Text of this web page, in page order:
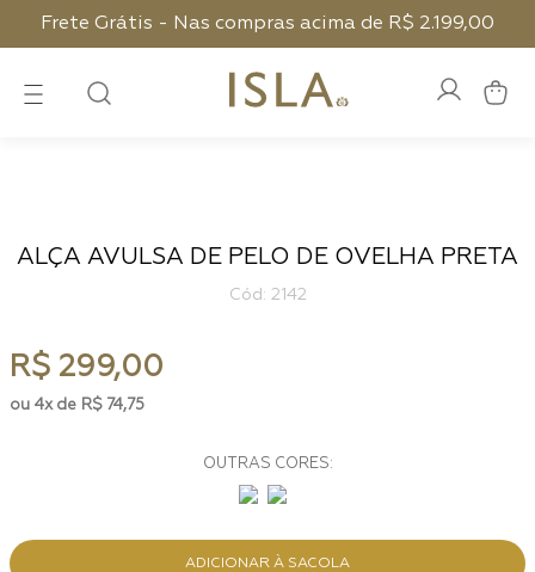
Frete Grátis - Nas compras acima de R$ 2.199,00
ALÇA AVULSA DE PELO DE OVELHA PRETA
: 2142
R$ 299,00
4 R$ 74,75
ADICIONAR À SACOLA